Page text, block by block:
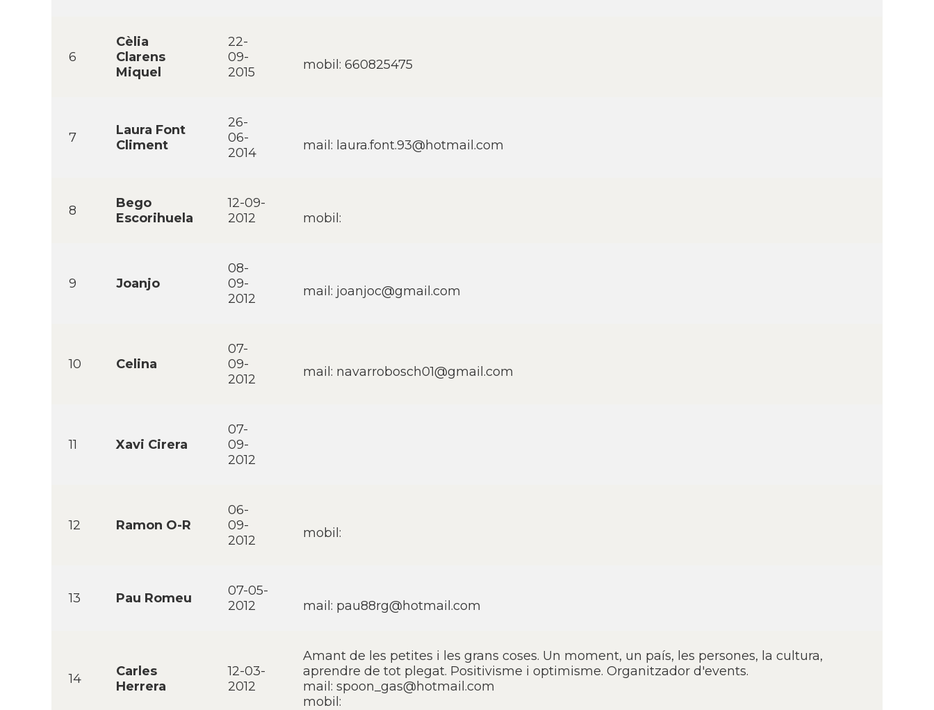
6
Cèlia
Clarens
Miquel
22-
09-
2015
mobil: 660825475
7
Laura Font
Climent
26-
06-
2014
mail: laura.font.93@hotmail.com
8
Bego
Escorihuela
12-09-
2012
mobil:
9 Joanjo
08-
09-
2012
mail: joanjoc@gmail.com
10 Celina
07-
09-
2012
mail: navarrobosch01@gmail.com
11 Xavi Cirera
07-
09-
2012
12 Ramon O-R
06-
09-
2012
mobil:
13 Pau Romeu
07-05-
2012
mail: pau88rg@hotmail.com
14
Carles
Herrera
12-03-
2012
Amant de les petites i les grans coses. Un moment, un paí­s, les persones, la cultura,
aprendre de tot plegat. Positivisme i optimisme. Organitzador d'events.
mail: spoon_gas@hotmail.com
mobil: